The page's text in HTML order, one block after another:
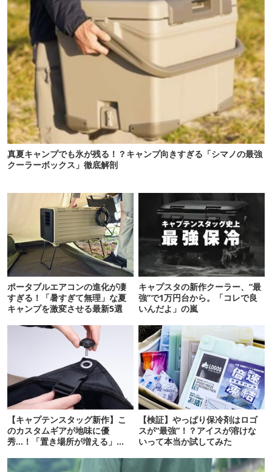
真夏キャンプでも氷が残る！？キャンプ向きすぎる「シマノの最強
クーラーボックス」徹底解剖
ポータブルエアコンの進化が凄
すぎる！「暑すぎて無理」な夏
キャンプを激変させる最新5選
キャプスタの新作クーラー、“最
強”で1万円台から。「コレで良
いんだよ」の嵐
【キャプテンスタッグ新作】こ
のカスタムギアが地味に優
秀…！「置き場所が増える」
【検証】やっぱり保冷剤はロゴ
スが“最強”！？アイスが溶けな
いって本当か試してみた